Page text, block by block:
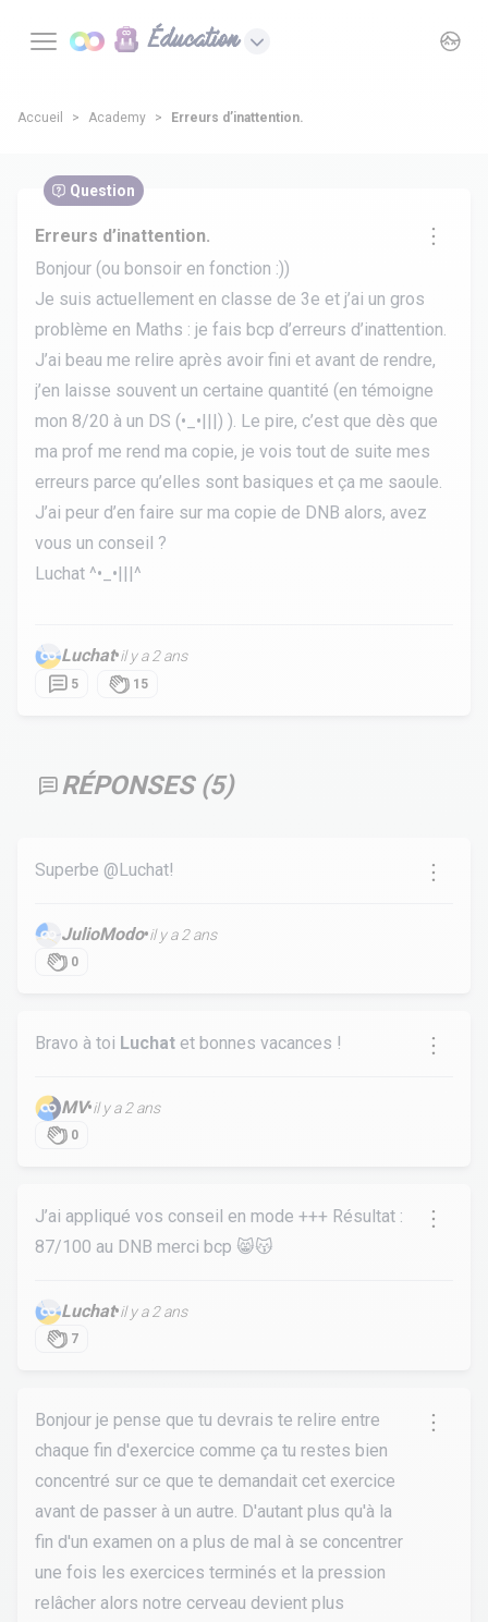
Éducation
Accueil Academy Erreurs d’inattention.
Question
Erreurs d’inattention.
Bonjour (ou bonsoir en fonction :))
Je suis actuellement en classe de 3e et j’ai un gros
problème en Maths : je fais bcp d’erreurs d’inattention.
J’ai beau me relire après avoir fini et avant de rendre,
j’en laisse souvent un certaine quantité (en témoigne
mon 8/20 à un DS (•_•|||) ). Le pire, c’est que dès que
ma prof me rend ma copie, je vois tout de suite mes
erreurs parce qu’elles sont basiques et ça me saoule.
J’ai peur d’en faire sur ma copie de DNB alors, avez
vous un conseil ?
Luchat ^•_•|||^
Luchat•il y a 2 ans
5 15
RÉPONSES (5)
Superbe @Luchat!
JulioModo•il y a 2 ans
0
Bravo à toi Luchat et bonnes vacances !
MV•il y a 2 ans
0
J’ai appliqué vos conseil en mode +++ Résultat :
87/100 au DNB merci bcp 😸😽
Luchat•il y a 2 ans
7
Bonjour je pense que tu devrais te relire entre
chaque fin d'exercice comme ça tu restes bien
concentré sur ce que te demandait cet exercice
avant de passer à un autre. D'autant plus qu'à la
fin d'un examen on a plus de mal à se concentrer
une fois les exercices terminés et la pression
relâcher alors notre cerveau devient plus